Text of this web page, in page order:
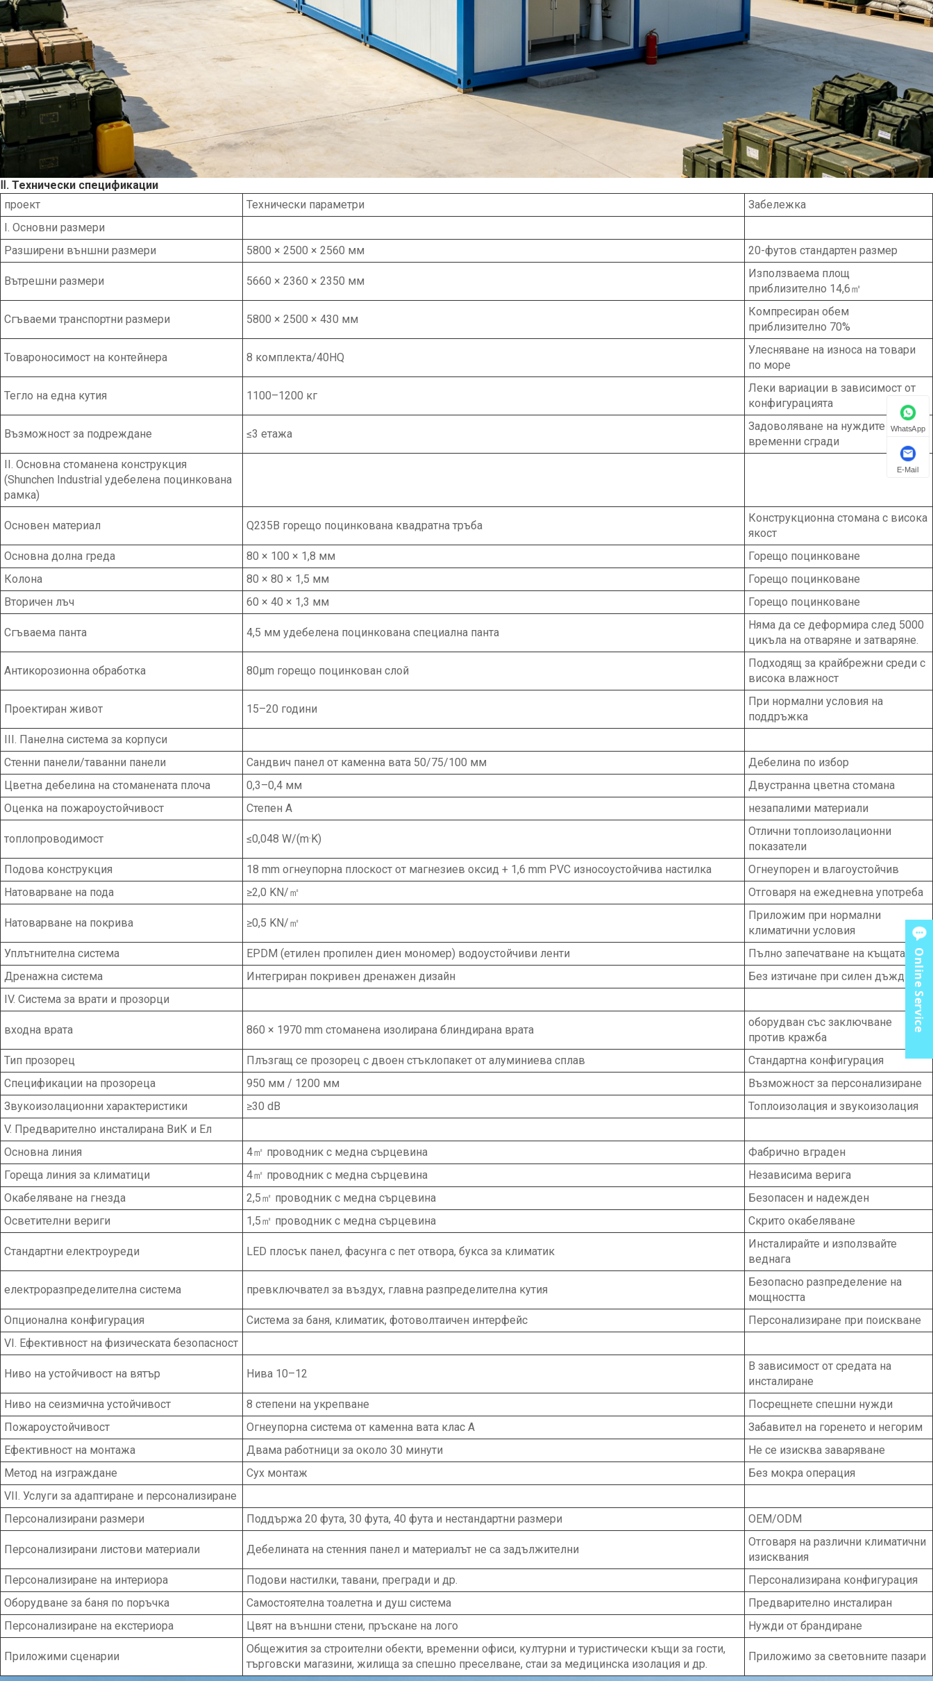
Ⅱ. Технически спецификации
проект
Технически параметри
Забележка
I. Основни размери
Разширени външни размери
5800 × 2500 × 2560 мм 20-футов стандартен размер
Вътрешни размери 5660 × 2360 × 2350 мм
Използваема площ
приблизително 14,6㎡
Сгъваеми транспортни размери 5800 × 2500 × 430 мм
Компресиран обем
приблизително 70%
Товароносимост на контейнера 8 комплекта/40HQ
Улесняване на износа на товари
по море
Тегло на една кутия 1100–1200 кг
Леки вариации в зависимост от
конфигурацията
Възможност за подреждане ≤3 етажа
Задоволяване на нуждите от
временни сгради
II. Основна стоманена конструкция
(Shunchen Industrial удебелена поцинкована
рамка)
Основен материал Q235B горещо поцинкована квадратна тръба
Конструкционна стомана с висока
якост
Основна долна греда
80 × 100 × 1,8 мм
Горещо поцинковане
Колона
80 × 80 × 1,5 мм
Горещо поцинковане
Вторичен лъч
60 × 40 × 1,3 мм Горещо поцинковане
Сгъваема панта 4,5 мм удебелена поцинкована специална панта
Няма да се деформира след 5000
цикъла на отваряне и затваряне.
Антикорозионна обработка 80μm горещо поцинкован слой
Подходящ за крайбрежни среди с
висока влажност
Проектиран живот 15–20 години
При нормални условия на
поддръжка
III. Панелна система за корпуси
Стенни панели/таванни панели
Сандвич панел от каменна вата 50/75/100 мм
Дебелина по избор
Цветна дебелина на стоманената плоча
0,3–0,4 мм
Двустранна цветна стомана
Оценка на пожароустойчивост
Степен А незапалими материали
топлопроводимост ≤0,048 W/(m·K)
Отлични топлоизолационни
показатели
Подова конструкция
18 mm огнеупорна плоскост от магнезиев оксид + 1,6 mm PVC износоустойчива настилка
Огнеупорен и влагоустойчив
Натоварване на пода
≥2,0 KN/㎡ Отговаря на ежедневна употреба
Натоварване на покрива ≥0,5 KN/㎡
Приложим при нормални
климатични условия
Уплътнителна система
EPDM (етилен пропилен диен мономер) водоустойчиви ленти
Пълно запечатване на къщата
Дренажна система
Интегриран покривен дренажен дизайн
Без изтичане при силен дъжд
IV. Система за врати и прозорци
входна врата 860 × 1970 mm стоманена изолирана блиндирана врата
оборудван със заключване
против кражба
Тип прозорец
Плъзгащ се прозорец с двоен стъклопакет от алуминиева сплав
Стандартна конфигурация
Спецификации на прозореца
950 мм / 1200 мм
Възможност за персонализиране
Звукоизолационни характеристики
≥30 dB
Топлоизолация и звукоизолация
V. Предварително инсталирана ВиК и Ел
Основна линия
4㎡ проводник с медна сърцевина
Фабрично вграден
Гореща линия за климатици
4㎡ проводник с медна сърцевина
Независима верига
Окабеляване на гнезда
2,5㎡ проводник с медна сърцевина
Безопасен и надежден
Осветителни вериги
1,5㎡ проводник с медна сърцевина Скрито окабеляване
Стандартни електроуреди LED плосък панел, фасунга с пет отвора, букса за климатик
Инсталирайте и използвайте
веднага
електроразпределителна система превключвател за въздух, главна разпределителна кутия
Безопасно разпределение на
мощността
Опционална конфигурация
Система за баня, климатик, фотоволтаичен интерфейс
Персонализиране при поискване
VI. Ефективност на физическата безопасност
Ниво на устойчивост на вятър Нива 10–12
В зависимост от средата на
инсталиране
Ниво на сеизмична устойчивост
8 степени на укрепване
Посрещнете спешни нужди
Пожароустойчивост
Огнеупорна система от каменна вата клас А
Забавител на горенето и негорим
Ефективност на монтажа
Двама работници за около 30 минути
Не се изисква заваряване
Метод на изграждане
Сух монтаж
Без мокра операция
VII. Услуги за адаптиране и персонализиране
Персонализирани размери
Поддържа 20 фута, 30 фута, 40 фута и нестандартни размери OEM/ODM
Персонализирани листови материали Дебелината на стенния панел и материалът не са задължителни
Отговаря на различни климатични
изисквания
Персонализиране на интериора
Подови настилки, тавани, прегради и др.
Персонализирана конфигурация
Оборудване за баня по поръчка
Самостоятелна тоалетна и душ система
Предварително инсталиран
Персонализиране на екстериора
Цвят на външни стени, пръскане на лого Нужди от брандиране
Приложими сценарии
Общежития за строителни обекти, временни офиси, културни и туристически къщи за гости,
търговски магазини, жилища за спешно преселване, стаи за медицинска изолация и др.
Приложимо за световните пазари
WhatsApp
E-Mail
Online Service